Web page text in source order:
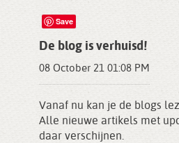
Save
De blog is verhuisd!
08 October 21 01:08 PM
Vanaf nu kan je de blogs
Alle nieuwe artikels met
daar verschijnen.